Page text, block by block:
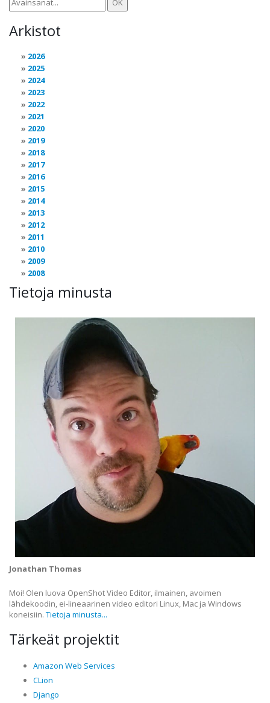
Arkistot
2026
2025
2024
2023
2022
2021
2020
2019
2018
2017
2016
2015
2014
2013
2012
2011
2010
2009
2008
Tietoja minusta
Jonathan Thomas
Moi! Olen luova OpenShot Video Editor, ilmainen, avoimen
lähdekoodin, ei-lineaarinen video editori Linux, Mac ja Windows
koneisiin. Tietoja minusta...
Tärkeät projektit
Amazon Web Services
CLion
Django